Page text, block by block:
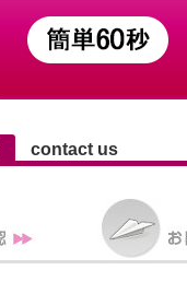
contact us